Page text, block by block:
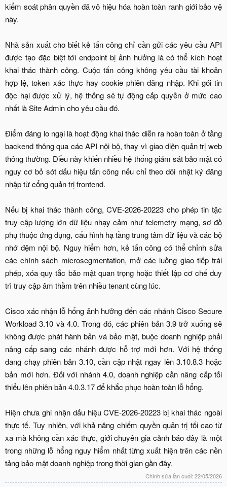
kiểm soát phân quyền đã vô hiệu hóa hoàn toàn ranh giới bảo vệ
này.
Nhà sản xuất cho biết kẻ tấn công chỉ cần gửi các yêu cầu API
được tạo đặc biệt tới endpoint bị ảnh hưởng là có thể kích hoạt
khai thác thành công. Cuộc tấn công không yêu cầu tài khoản
hợp lệ, token xác thực hay cookie phiên đăng nhập. Khi gói tin
độc hại được xử lý, hệ thống sẽ tự động cấp quyền ở mức cao
nhất là Site Admin cho yêu cầu đó.
Điểm đáng lo ngại là hoạt động khai thác diễn ra hoàn toàn ở tầng
backend thông qua các API nội bộ, thay vì giao diện quản trị web
thông thường. Điều này khiến nhiều hệ thống giám sát bảo mật có
nguy cơ bỏ sót dấu hiệu tấn công nếu chỉ theo dõi nhật ký đăng
nhập từ cổng quản trị frontend.
Nếu bị khai thác thành công, CVE-2026-20223 cho phép tin tặc
truy cập lượng lớn dữ liệu nhạy cảm như telemetry mạng, sơ đồ
phụ thuộc ứng dụng, cấu hình hạ tầng trung tâm dữ liệu và các bộ
nhớ đệm nội bộ. Nguy hiểm hơn, kẻ tấn công có thể chỉnh sửa
các chính sách microsegmentation, mở các luồng giao tiếp trái
phép, xóa quy tắc bảo mật quan trọng hoặc thiết lập cơ chế duy
trì truy cập âm thầm trên nhiều tenant cùng lúc.
Cisco xác nhận lỗ hổng ảnh hưởng đến các nhánh Cisco Secure
Workload 3.10 và 4.0. Trong đó, các phiên bản 3.9 trở xuống sẽ
không được phát hành bản vá bảo mật, buộc doanh nghiệp phải
nâng cấp sang các nhánh được hỗ trợ mới hơn. Với hệ thống
đang chạy phiên bản 3.10, cần cập nhật ngay lên 3.10.8.3 hoặc
bản mới hơn. Đối với nhánh 4.0, doanh nghiệp cần nâng cấp tối
thiểu lên phiên bản 4.0.3.17 để khắc phục hoàn toàn lỗ hổng.
Hiện chưa ghi nhận dấu hiệu CVE-2026-20223 bị khai thác ngoài
thực tế. Tuy nhiên, với khả năng chiếm quyền quản trị tối cao từ
xa mà không cần xác thực, giới chuyên gia cảnh báo đây là một
trong những lỗ hổng nguy hiểm nhất từng xuất hiện trên các nền
tảng bảo mật doanh nghiệp trong thời gian gần đây.​
Chỉnh sửa lần cuối: 22/05/2026